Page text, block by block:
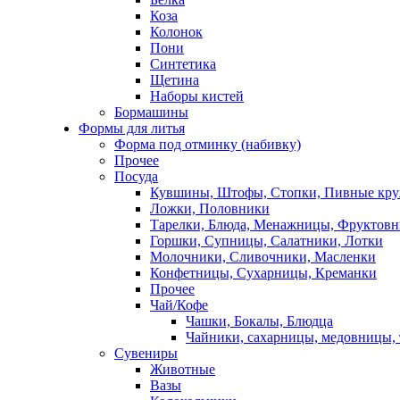
Коза
Колонок
Пони
Синтетика
Щетина
Наборы кистей
Бормашины
Формы для литья
Форма под отминку (набивку)
Прочее
Посуда
Кувшины, Штофы, Стопки, Пивные
Ложки, Половники
Тарелки, Блюда, Менажницы,
Горшки, Супницы, Салатники, Лотки
Молочники, Сливочники, Масленки
Конфетницы, Сухарницы, Креманки
Прочее
Чай/Кофе
Чашки, Бокалы, Блюдца
Чайники, сахарницы, медовницы,
Сувениры
Животные
Вазы